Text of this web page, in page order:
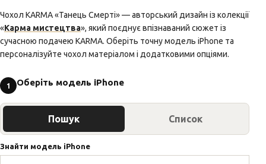
Чохол KARMA «Танець Смерті» — авторський дизайн із колекції
«Карма мистецтва», який поєднує впізнаваний сюжет із
сучасною подачею KARMA. Оберіть точну модель iPhone та
персоналізуйте чохол матеріалом і додатковими опціями.
1 Оберіть модель iPhone
Пошук Список
Знайти модель iPhone